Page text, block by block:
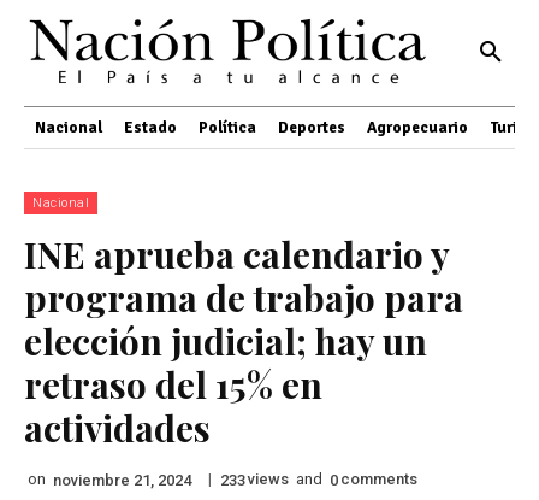
Nacional Estado Política Deportes Agropecuario
Nacional
INE aprueba calendario y
programa de trabajo para
elección judicial; hay un
retraso del 15% en
actividades
on noviembre 21, 2024 | 233views and 0 comments